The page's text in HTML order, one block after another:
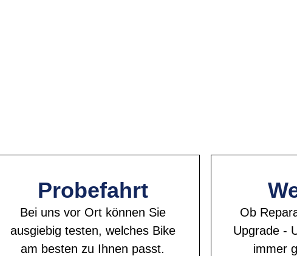
Probefahrt
Bei uns vor Ort können Sie
ausgiebig testen, welches Bike
am besten zu Ihnen passt.
Ob
Upgrade -
immer